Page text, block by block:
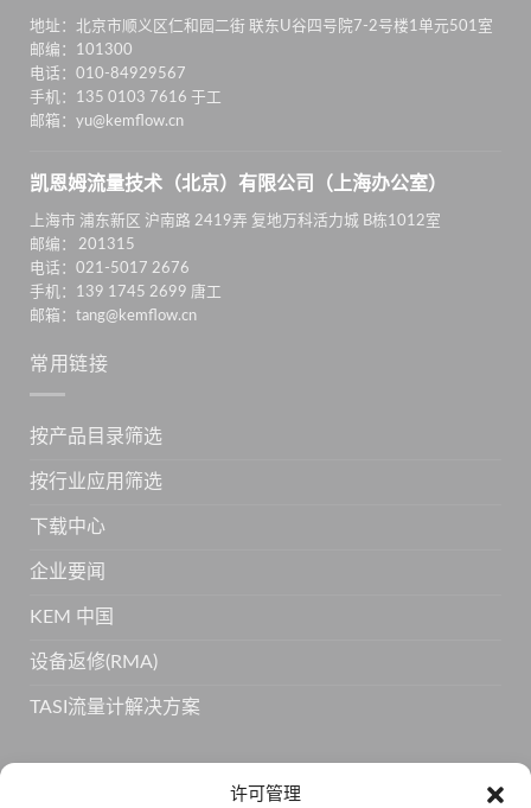
许可管理
地址：北京市顺义区仁和园二街 联东U谷四号院7-2号楼1单元501室
邮编：101300
电话：010-84929567
手机：135 0103 7616 于工
邮箱：yu@kemflow.cn
凯恩姆流量技术（北京）有限公司（上海办公室）
上海市 浦东新区 沪南路 2419弄 复地万科活力城 B栋1012室
邮编： 201315
电话：021-5017 2676
手机：139 1745 2699 唐工
邮箱：tang@kemflow.cn
常用链接
按产品目录筛选
按行业应用筛选
下载中心
企业要闻
KEM 中国
设备返修(RMA)
TASI流量计解决方案
订阅 KEM 获取更多产品信息